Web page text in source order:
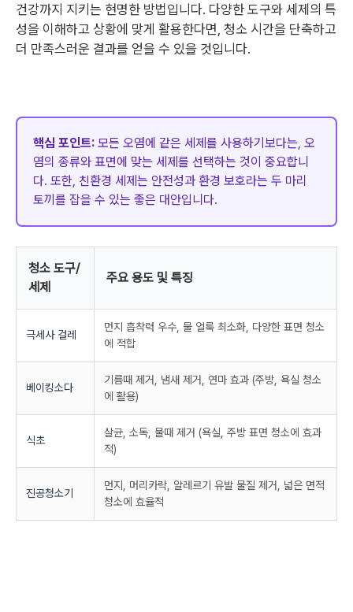
건강까지 지키는 현명한 방법입니다. 다양한 도구와 세제의 특
성을 이해하고 상황에 맞게 활용한다면, 청소 시간을 단축하고
더 만족스러운 결과를 얻을 수 있을 것입니다.
핵심 포인트: 모든 오염에 같은 세제를 사용하기보다는, 오
염의 종류와 표면에 맞는 세제를 선택하는 것이 중요합니
다. 또한, 친환경 세제는 안전성과 환경 보호라는 두 마리
토끼를 잡을 수 있는 좋은 대안입니다.
청소 도구/
세제
주요 용도 및 특징
극세사 걸레
먼지 흡착력 우수, 물 얼룩 최소화, 다양한 표면 청소
에 적합
베이킹소다
기름때 제거, 냄새 제거, 연마 효과 (주방, 욕실 청소
에 활용)
식초
살균, 소독, 물때 제거 (욕실, 주방 표면 청소에 효과
적)
진공청소기
먼지, 머리카락, 알레르기 유발 물질 제거, 넓은 면적
청소에 효율적